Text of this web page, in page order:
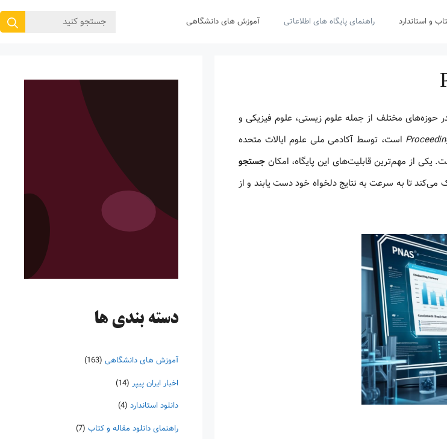
و استاندارد راهنمای پایگاه های اطلاعاتی آموزش های دانشگاهی
جستجوی
حوزه‌های مختلف از جمله علوم زیستی، علوم فیزیکی و
است، توسط آکادمی ملی علوم ایالات متحده
از مهم‌ترین قابلیت‌های این پایگاه، امکان جستجو
تا به‌ سرعت به نتایج دلخواه خود دست یابند و از
دسته‌ بندی ها
آموزش های دانشگاهی (163)
اخبار ایران پیپر (14)
دانلود استاندارد (4)
راهنمای دانلود مقاله و کتاب (7)